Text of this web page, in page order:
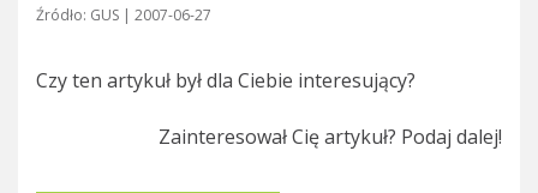
Źródło: GUS | 2007-06-27
Czy ten artykuł był dla Ciebie interesujący?
Zainteresował Cię artykuł? Podaj dalej!